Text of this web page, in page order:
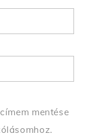
mentése